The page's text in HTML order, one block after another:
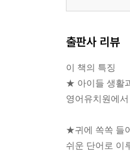
출판사 리뷰
이 책의 특징
★ 아이들 생활
영어유치원에
★귀에 쏙쏙 들
쉬운 단어로 이